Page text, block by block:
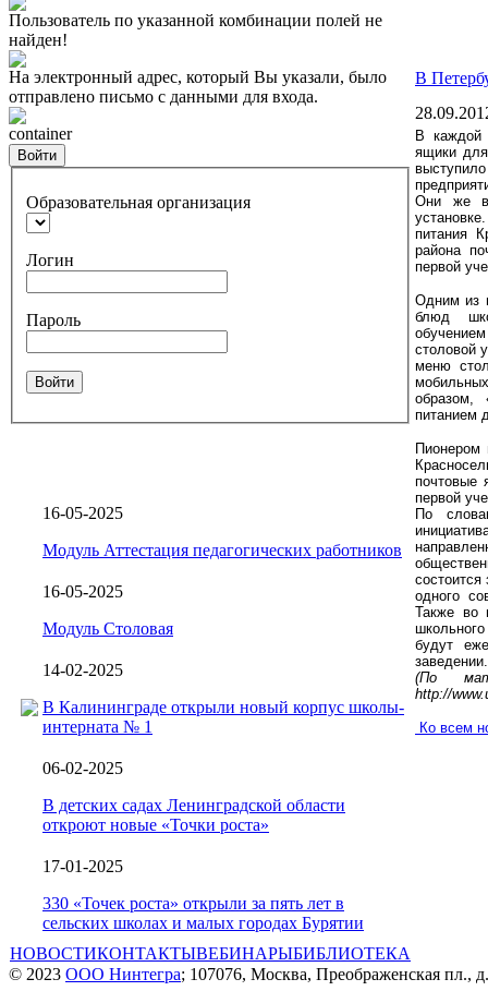
Пользователь по указанной комбинации полей не
найден!
На электронный адрес, который Вы указали, было
отправлено письмо с данными для входа.
container
Войти
Образовательная организация
Логин
Пароль
Войти
16-05-2025
Модуль Аттестация педагогических работников
16-05-2025
Модуль Столовая
14-02-2025
В Калининграде открыли новый корпус школы-
интерната № 1
06-02-2025
В детских садах Ленинградской области
откроют новые «Точки роста»
17-01-2025
330 «Точек роста» открыли за пять лет в
сельских школах и малых городах Бурятии
В
В каждой
ящики
Они же
питания
района
первой
Одним из
блюд
столовой
меню
образом,
питанием
Пионером
почтовые
первой
По
одного
Также во
будут
заведении.
(По
http://
Ко всем
НОВОСТИКОНТАКТЫВЕБИНАРЫБИБЛИОТЕКА
© 2023 ООО Нинтегра; 107076, Москва, Преображенская пл.,